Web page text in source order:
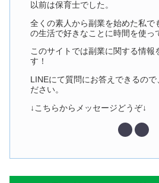
以前は保育士でした。
全くの素人から副業を始めた私で
の生活で好きなことに時間を使っ
このサイトでは副業に関する情報
す！
LINEにて質問にお答えできるので
ださい。
↓こちらからメッセージどうぞ↓